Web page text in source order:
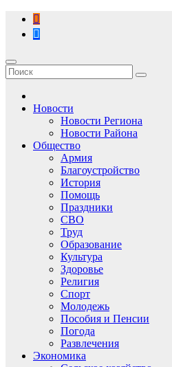
Перейти
содержимому
Новости
Новости Региона
Новости Района
Общество
Армия
Благоустройство
История
Помощь
Праздники
СВО
Труд
Образование
Культура
Здоровье
Религия
Спорт
Молодежь
Пособия и Пенсии
Погода
Развлечения
Экономика